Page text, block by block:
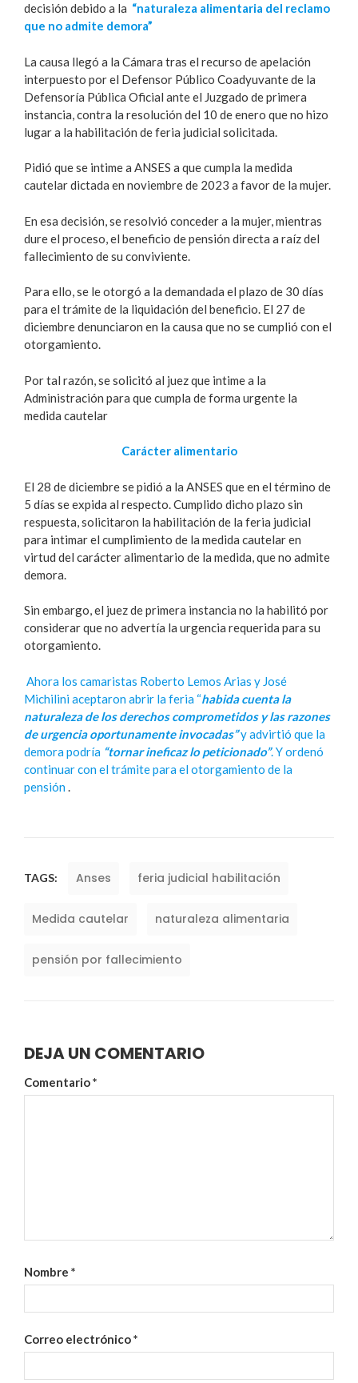
decisión debido a la “naturaleza alimentaria del reclamo
que no admite demora”
La causa llegó a la Cámara tras el recurso de apelación
interpuesto por el Defensor Público Coadyuvante de la
Defensoría Pública Oficial ante el Juzgado de primera
instancia, contra la resolución del 10 de enero que no hizo
lugar a la habilitación de feria judicial solicitada.
Pidió que se intime a ANSES a que cumpla la medida
cautelar dictada en noviembre de 2023 a favor de la mujer.
En esa decisión, se resolvió conceder a la mujer, mientras
dure el proceso, el beneficio de pensión directa a raíz del
fallecimiento de su conviviente.
Para ello, se le otorgó a la demandada el plazo de 30 días
para el trámite de la liquidación del beneficio. El 27 de
diciembre denunciaron en la causa que no se cumplió con el
otorgamiento.
Por tal razón, se solicitó al juez que intime a la
Administración para que cumpla de forma urgente la
medida cautelar
Carácter alimentario
El 28 de diciembre se pidió a la ANSES que en el término de
5 días se expida al respecto. Cumplido dicho plazo sin
respuesta, solicitaron la habilitación de la feria judicial
para intimar el cumplimiento de la medida cautelar en
virtud del carácter alimentario de la medida, que no admite
demora.
Sin embargo, el juez de primera instancia no la habilitó por
considerar que no advertía la urgencia requerida para su
otorgamiento.
Ahora los camaristas Roberto Lemos Arias y José
Michilini aceptaron abrir la feria “habida cuenta la
naturaleza de los derechos comprometidos y las razones
de urgencia oportunamente invocadas”y advirtió que la
demora podría “tornar ineficaz lo peticionado”. Y ordenó
continuar con el trámite para el otorgamiento de la
pensión.
TAGS: Anses feria judicial habilitación
Medida cautelar naturaleza alimentaria
pensión por fallecimiento
DEJA UN COMENTARIO
Comentario*
Nombre *
Correo electrónico*